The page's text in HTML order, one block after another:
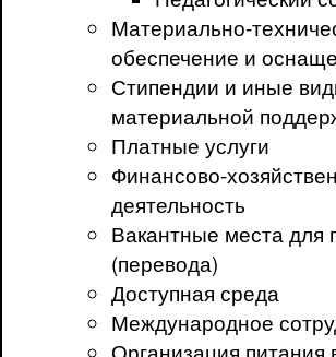
Материально-
обеспечение и
Стипендии и иные
материальной
Платные услуги
Финансово-
деятельность
Вакантные места для
(перевода)
Доступная среда
Международное
Организация питания